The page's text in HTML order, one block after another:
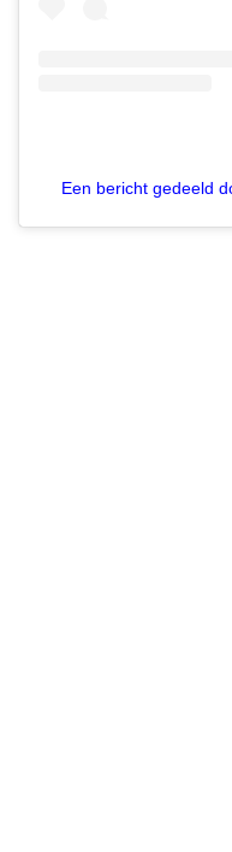
Een bericht gedeeld